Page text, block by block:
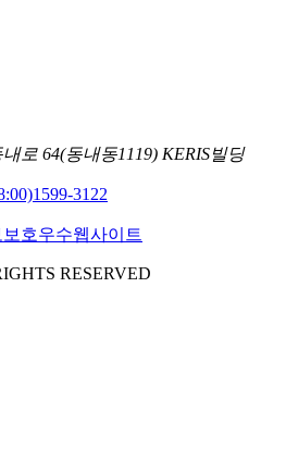
로 64(동내동1119) KERIS빌딩
1599-3122
RESERVED